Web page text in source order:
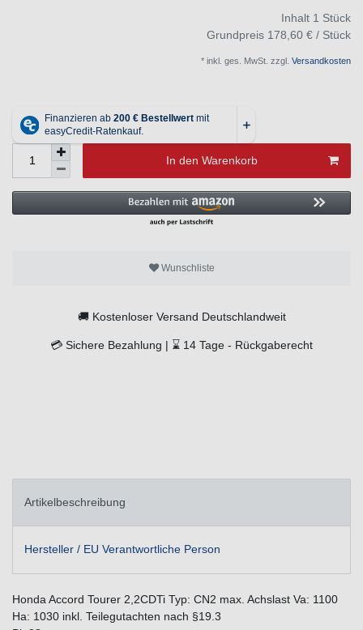
Inhalt 1 Stück
Grundpreis 178,60 € / Stück
* inkl. ges. MwSt. zzgl. Versandkosten
In den Warenkorb
Wunschliste
🚚 Kostenloser Versand Deutschlandweit
💳 Sichere Bezahlung | ⌛ 14 Tage - Rückgaberecht
Artikelbeschreibung
Hersteller / EU Verantwortliche Person
Honda Accord Tourer 2,2CDTi Typ: CN2 max. Achslast Va: 1100
Ha: 1030 inkl. Teilegutachten nach §19.3